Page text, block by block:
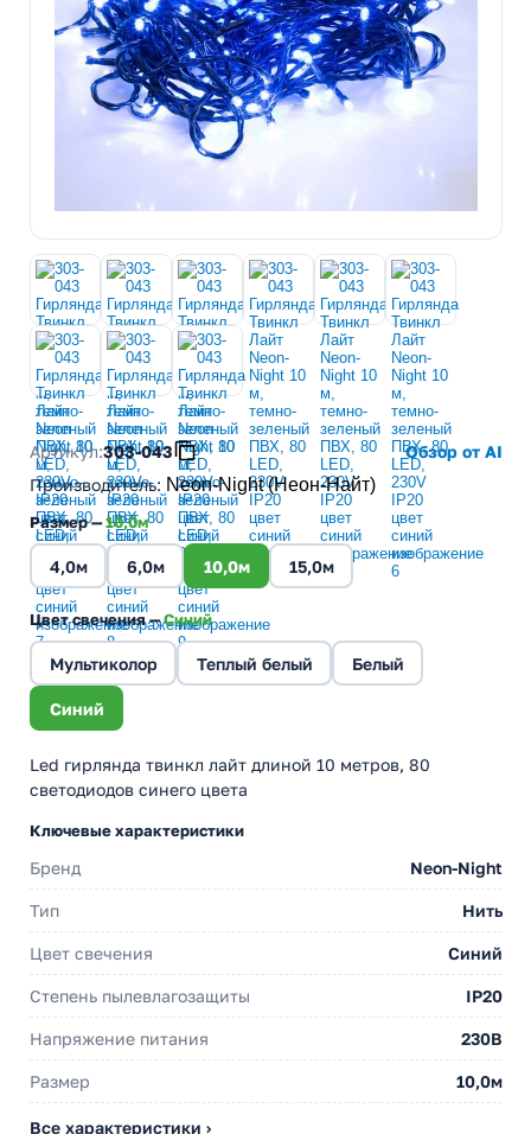
Артикул:303-043
Обзор от AI
Производитель: Neon-Night (Неон-Найт)
Размер —10,0м
4,0м 6,0м 10,0м 15,0м
Цвет свечения —Синий
Мультиколор Теплый белый Белый
Синий
Led гирлянда твинкл лайт длиной 10 метров, 80
светодиодов синего цвета
Ключевые характеристики
Бренд Neon-Night
Тип Нить
Цвет свечения Синий
Степень пылевлагозащиты IP20
Напряжение питания 230В
Размер 10,0м
Все характеристики ›